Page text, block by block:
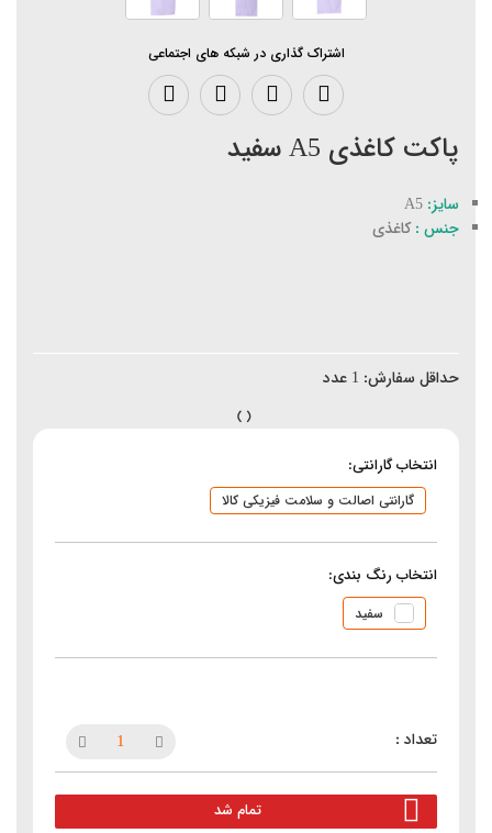
اشتراک گذاری در شبکه های اجتماعی
پاکت کاغذی A5 سفید
سایز:
جنس :کاغذی
حداقل سفارش: 1 عدد
انتخاب گارانتی:
گارانتی اصالت و سلامت فیزیکی کالا
انتخاب رنگ بندی:
سفید
تمام شد